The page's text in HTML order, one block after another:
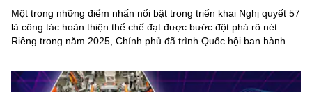
Một trong những điểm nhấn nổi bật trong triển khai Nghị quyết 57
là công tác hoàn thiện thể chế đạt được bước đột phá rõ nét.
Riêng trong năm 2025, Chính phủ đã trình Quốc hội ban hành...